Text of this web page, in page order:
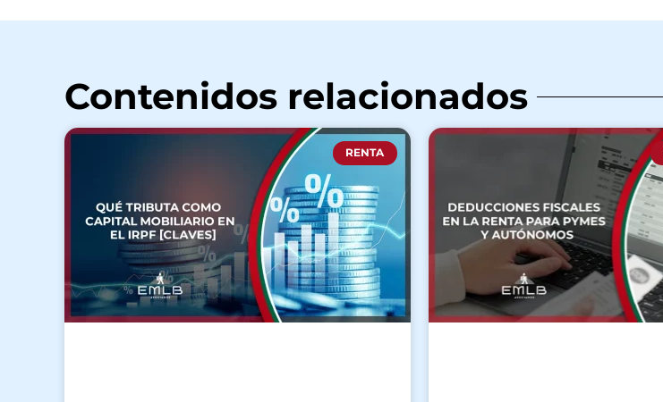
Contenidos relacionados
RENTA